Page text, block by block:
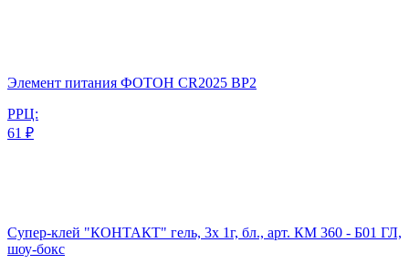
Элемент питания ФОТОН CR2025 BP2
РРЦ:
61 ₽
Супер-клей "КОНТАКТ" гель, 3х 1г, бл., арт. КМ 360 - Б01 ГЛ,
шоу-бокс